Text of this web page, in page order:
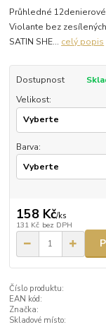
Průhledné
Violante bez
SATIN SHE... celý popis
Dostupnost
Velikost:
Barva:
158 Kč/ks
131 Kč bez DPH
Číslo produktu:
EAN kód:
Značka:
Skladové místo: